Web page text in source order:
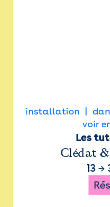
installation
voir
Les
Clédat
13→